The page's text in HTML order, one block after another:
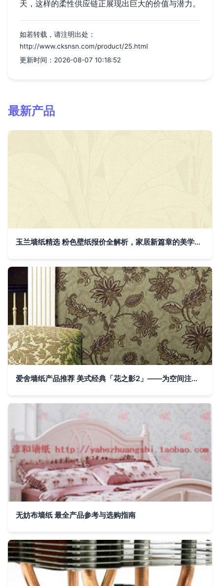
天，这样的柔性供应链正展现出巨大的价值与潜力。
如若转载，请注明出处：
http://www.cksnsn.com/product/25.html
更新时间：2026-08-07 10:18:52
最新产品
玉兰墙纸精选 粉色壁纸报价全解析，家居新篇章的美学起点
爱舍墙纸产品推荐 美式经典「花之影2」——为空间注入自然灵感
无妨布墙纸 最全产品参考与选购指南